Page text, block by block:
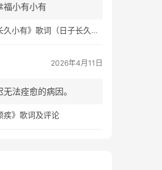
福小有小有
有》歌词（日子长久幸福小有）
2026年4月11日
法痊愈的病因。
疾》歌词及评论